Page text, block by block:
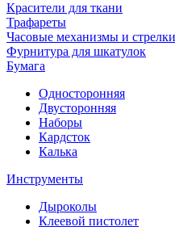
Красители для ткани
Трафареты
Часовые механизмы и стрелки
Фурнитура для шкатулок
Бумага
Односторонняя
Двусторонняя
Наборы
Кардсток
Калька
Инструменты
Дыроколы
Клеевой пистолет